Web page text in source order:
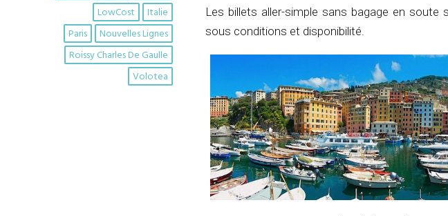
Italie
LowCost
Nouvelles Lignes
Paris
Roissy Charles De Gaulle
Volotea
Les billets aller-simple sans bagage en soute
sous conditions et disponibilité.